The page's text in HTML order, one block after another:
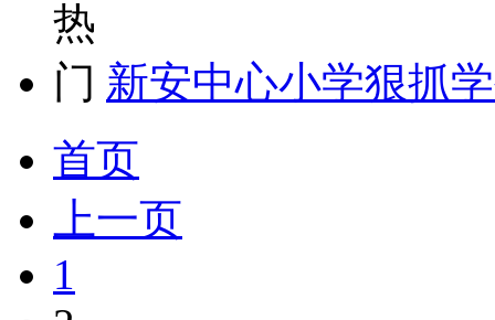
新安中心小学狠抓
首页
上一页
1